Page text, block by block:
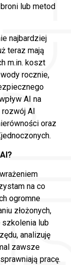
lub metod
najbardziej
teraz mają
m.in. koszt
rocznie,
AI na
rozwój AI
oraz
na co
ogromne
złożonych,
szkolenia lub
analizuję
zawsze
pracę.